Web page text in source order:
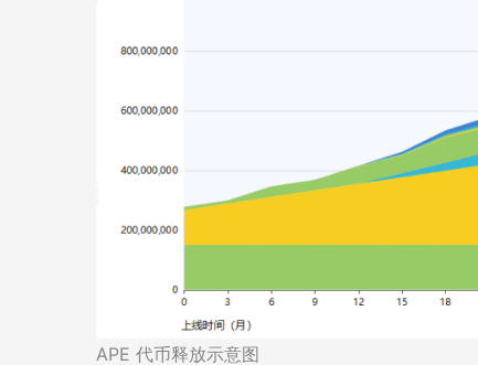
APE 代币释放示意图